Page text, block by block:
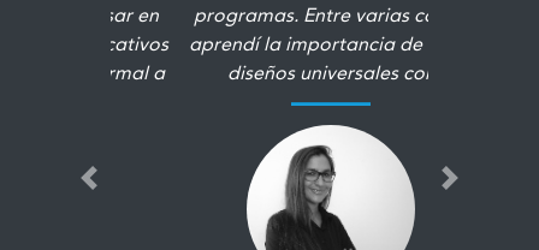
programas. Entre varias cosas,
aprendí la importancia de crear
diseños universales con
herramientas prácticas, entendí
cómo ordenar y qué priorizar a la
hora de evaluar los resultados de
un proyecto de diseño. Comprendí
que en un diseño de ambientes de
Previous Next